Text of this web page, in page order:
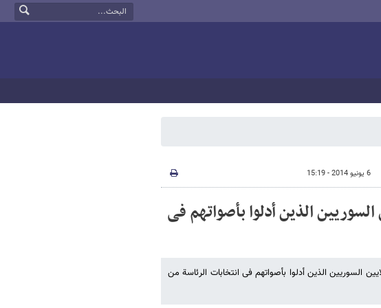
6 يونيو 2014 - 15:19
الذین أدلوا بأصواتهم فی
السوریین الذین أدلوا بأصواتهم فی انتخابات الرئاسة من